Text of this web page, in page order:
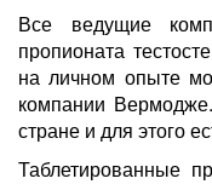
Все ведущие
пропионата
на личном опыте
компании
стране и для этого
Таблетированные